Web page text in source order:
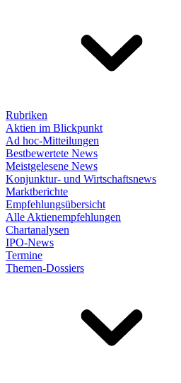
Rubriken
Aktien im Blickpunkt
Ad hoc-Mitteilungen
Bestbewertete News
Meistgelesene News
Konjunktur- und Wirtschaftsnews
Marktberichte
Empfehlungsübersicht
Alle Aktienempfehlungen
Chartanalysen
IPO-News
Termine
Themen-Dossiers